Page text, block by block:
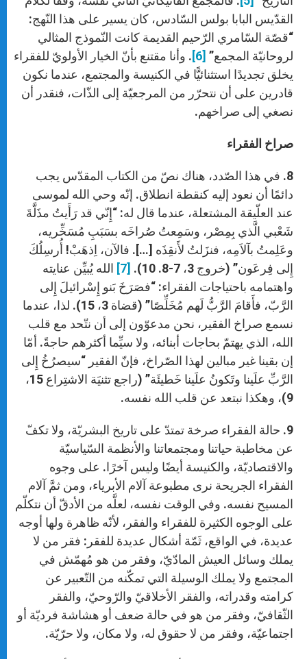
القدّيس البابا بولس السّادس، كان يسير على هذا النّهج:
“قصّة السّامري الرّحيم القديمة كانت النّموذج المثالي
لروحانيّة المجمع” [6]
. وأنا مقتنع بأنّ الخيار الأولويّ للفقراء
يخلق تجديدًا استثنائيًّا في الكنيسة والمجتمع، عندما نكون
قادرين على أن نتحرّر من المرجعيّة إلى الذّات، فنقدر أن
نصغي إلى صراخهم.
صراخ الفقراء
8. في هذا الصّدد، هناك نصّ من الكتاب المقدّس يجب
دائمًا أن نعود إليه كنقطة انطلاق. إنّه وحي الله لموسى
عند العلّيقة المشتعلة، عندما قال له: “إِنّي قد رَأَيتُ مذَلَّةَ
شَعْبي الَّذي بِمِصْر، وسَمِعتُ صُراخَه بسَبَبِ مُسَخِّريه،
وعَلِمتُ بآلاَمِه، فنزَلتُ لأَنقِذَه […]. فالآن، اِذهَبْ! أُرسِلُكَ
إِلى فِرعَون” (خروج 3، 7-8. 10).
[7]
الله يُبيِّن عنايته
واهتمامه باحتياجات الفقراء: “فصَرَخَ بَنو إِسْرائيلَ إِلى
الرَّبّ، فأَقامَ الرَّبُّ لَهم مُخَلِّصًا” (قضاة 3، 15). لذا، عندما
نسمع صراخ الفقير، نحن مدعوّون إلى أن نتّحد مع قلب
الله، الذي يهتمّ بحاجات أبنائه، ولا سيِّما أكثرهم حاجةً. أمّا
إن بقينا غير مبالين لهذا الصّراخ، فإنّ الفقير “سيصرُخُ إِلى
الرَّبِّ علَينا وتَكونُ علَينا خَطيئَة” (راجع تثنيَة الاشتِراع 15،
9)، وهكذا نبتعد عن قلب الله نفسه.
9. حالة الفقراء صرخة تمتدّ على تاريخ البشريّة، ولا تكفّ
عن مخاطبة حياتنا ومجتمعاتنا والأنظمة السّياسيّة
والاقتصاديّة، والكنيسة أيضًا وليس آخرًا. على وجوه
الفقراء الجريحة نرى مطبوعة آلام الأبرياء، ومن ثمَّ آلام
المسيح نفسه. وفي الوقت نفسه، لعلَّه من الأدقّ أن نتكلّم
على الوجوه الكثيرة للفقراء والفقر، لأنّه ظاهرة ولها أوجه
عديدة، في الواقع، ثَمّة أشكال عديدة للفقر: فقر من لا
يملك وسائل العيش المادّيّ، وفقر من هو مُهمّش في
المجتمع ولا يملك الوسيلة التي تمكّنه من التّعبير عن
كرامته وقدراته، والفقر الأخلاقيّ والرّوحيّ، والفقر
الثّقافيّ، وفقر من هو في حالة ضعف أو هشاشة فرديّة أو
اجتماعيّة، وفقر من لا حقوق له، ولا مكان، ولا حرّيّة.